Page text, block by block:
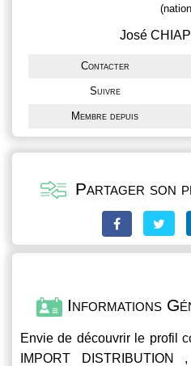
José
Contacter
Suivre
Membre depuis
Partager son
Informations
Envie de découvrir le profil
IMPORT